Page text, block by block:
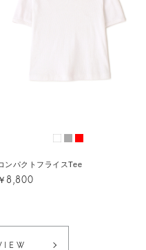
ンパクトフライスTee
￥8,800